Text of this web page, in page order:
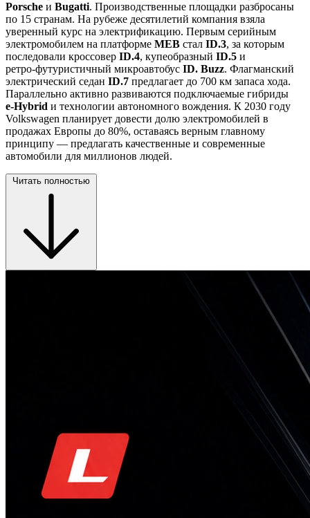
Porsche и Bugatti. Производственные площадки разбросаны
по 15 странам. На рубеже десятилетий компания взяла
уверенный курс на электрификацию. Первым серийным
электромобилем на платформе MEB стал ID.3, за которым
последовали кроссовер ID.4, купеобразный ID.5 и
ретро‑футуристичный микроавтобус ID. Buzz. Флагманский
электрический седан ID.7 предлагает до 700 км запаса хода.
Параллельно активно развиваются подключаемые гибриды
e‑Hybrid и технологии автономного вождения. К 2030 году
Volkswagen планирует довести долю электромобилей в
продажах Европы до 80%, оставаясь верным главному
принципу — предлагать качественные и современные
автомобили для миллионов людей.
Читать полностью